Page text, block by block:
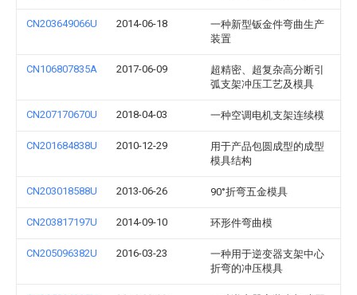
CN203649066U 2014-06-18
一种新型钣金件弯曲生产
装置
CN106807835A 2017-06-09
超精密、超复杂高分断引
弧支架冲压工艺及模具
CN207170670U 2018-04-03 一种空调电机支架连续模
CN201684838U 2010-12-29
用于产品包圆成型的成型
模具结构
CN203018588U 2013-06-26 90°折弯五金模具
CN203817197U 2014-09-10 环形件弯曲模
CN205096382U 2016-03-23
一种用于逆变器支架中心
折弯的冲压模具